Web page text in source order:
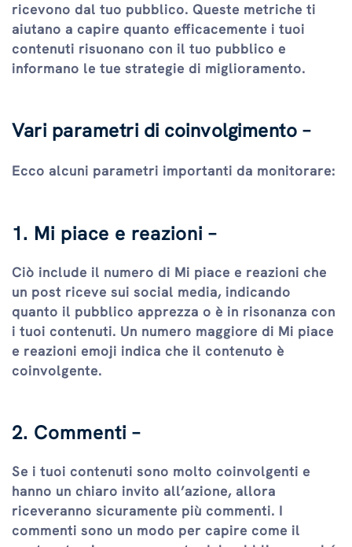
ricevono dal tuo pubblico. Queste metriche ti
aiutano a capire quanto efficacemente i tuoi
contenuti risuonano con il tuo pubblico e
informano le tue strategie di miglioramento.
Vari parametri di coinvolgimento –
Ecco alcuni parametri importanti da monitorare:
1. Mi piace e reazioni –
Ciò include il numero di Mi piace e reazioni che
un post riceve sui social media, indicando
quanto il pubblico apprezza o è in risonanza con
i tuoi contenuti. Un numero maggiore di Mi piace
e reazioni emoji indica che il contenuto è
coinvolgente.
2. Commenti –
Se i tuoi contenuti sono molto coinvolgenti e
hanno un chiaro invito all’azione, allora
riceveranno sicuramente più commenti. I
commenti sono un modo per capire come il